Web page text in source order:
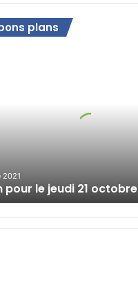
plans
2021
pour le jeudi 21 octobre